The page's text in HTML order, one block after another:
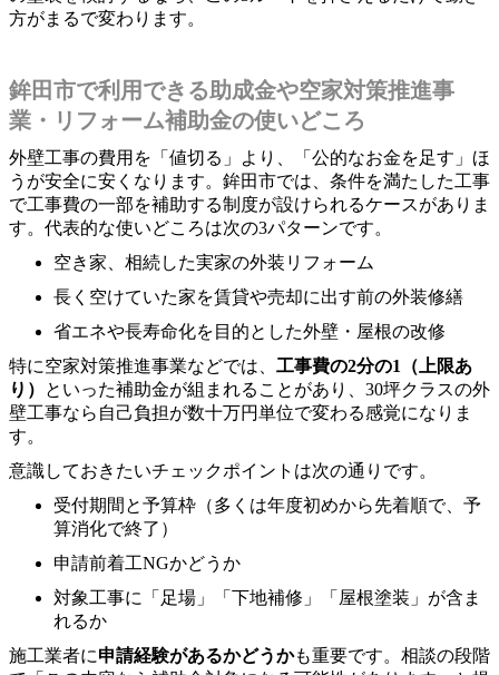
方がまるで変わります。
鉾田市で利用できる助成金や空家対策推進事
業・リフォーム補助金の使いどころ
外壁工事の費用を「値切る」より、「公的なお金を足す」ほ
うが安全に安くなります。鉾田市では、条件を満たした工事
で工事費の一部を補助する制度が設けられるケースがありま
す。代表的な使いどころは次の3パターンです。
空き家、相続した実家の外装リフォーム
長く空けていた家を賃貸や売却に出す前の外装修繕
省エネや長寿命化を目的とした外壁・屋根の改修
特に空家対策推進事業などでは、 工事費の2分の1（上限あ
り）
といった補助金が組まれることがあり、30坪クラスの外
壁工事なら自己負担が数十万円単位で変わる感覚になりま
す。
意識しておきたいチェックポイントは次の通りです。
受付期間と予算枠（多くは年度初めから先着順で、予
算消化で終了）
申請前着工NGかどうか
対象工事に「足場」「下地補修」「屋根塗装」が含ま
れるか
施工業者に申請経験があるかどうかも重要です。相談の段階